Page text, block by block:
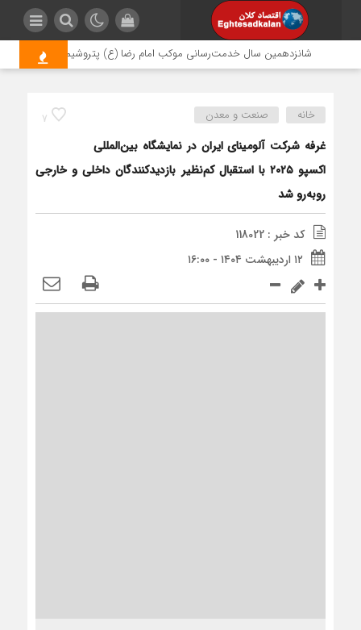
شانزدهمین سال خدمت‌رسانی موکب امام رضا (ع) پتروشیمی اروند؛ روایتی
7 خانه صنعت و معدن
غرفه شرکت آلومینای ایران در نمایشگاه بین‌المللی
اکسپو ۲۰۲۵ با استقبال کم‌نظیر بازدیدکنندگان داخلی و خارجی
روبه‌رو شد
کد خبر : 118022
۱۲ اردیبهشت ۱۴۰۴ - ۱۶:۰۰